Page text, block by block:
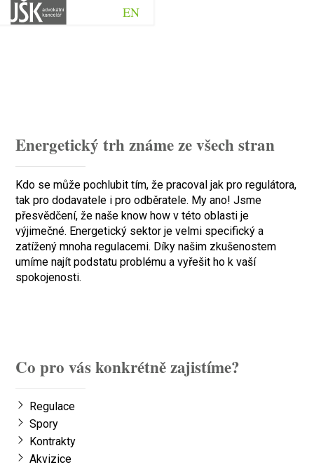
EN
Energetický trh známe ze všech stran
Kdo se může pochlubit tím, že pracoval jak pro regulátora,
tak pro dodavatele i pro odběratele. My ano! Jsme
přesvědčení, že naše know how v této oblasti je
výjimečné. Energetický sektor je velmi specifický a
zatížený mnoha regulacemi. Díky našim zkušenostem
umíme najít podstatu problému a vyřešit ho k vaší
spokojenosti.
Co pro vás konkrétně zajistíme?
Regulace
Spory
Kontrakty
Akvizice